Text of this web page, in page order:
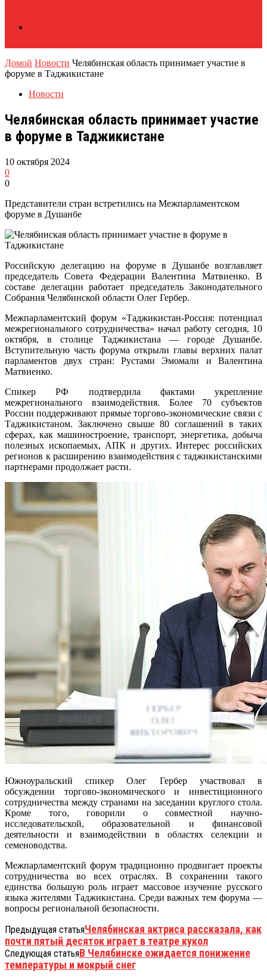
Домой Новости Челябинская область принимает участие в
форуме в Таджикистане
Новости
Челябинская область принимает участие
в форуме в Таджикистане
10 октября 2024
0
0
Представители стран встретились на Межпарламентском
форуме в Душанбе
Российскую делегацию на форуме в Душанбе возглавляет
председатель Совета Федерации Валентина Матвиенко. В
составе делегации работает председатель Законодательного
Собрания Челябинской области Олег Гербер.
Межпарламентский форум «Таджикистан-Россия: потенциал
межрегионального сотрудничества» начал работу сегодня, 10
октября, в столице Таджикистана — городе Душанбе.
Вступительную часть форума открыли главы верхних палат
парламентов двух стран: Рустами Эмомали и Валентина
Матвиенко.
Спикер РФ подтвердила фактами укрепление
межрегионального взаимодействия. Более 70 субъектов
России поддерживают прямые торгово-экономические связи с
Таджикистаном. Заключено свыше 80 соглашений в таких
сферах, как машиностроение, транспорт, энергетика, добыча
полезных ископаемых, АПК и других. Интерес российских
регионов к расширению взаимодействия с таджикистанскими
партнерами продолжает расти.
Южноуральский спикер Олег Гербер участвовал в
обсуждении торгово-экономического и инвестиционного
сотрудничества между странами на заседании круглого стола.
Кроме того, говорили о совместной научно-
исследовательской, образовательной и финансовой
деятельности и взаимодействии в областях селекции и
семеноводства.
Межпарламентский форум традиционно продвигает проекты
сотрудничества во всех отраслях. В сохранении такого
единства большую роль играет массовое изучение русского
языка жителями Таджикистана. Среди важных тем форума —
вопросы региональной безопасности.
Предыдущая статьяЧелябинская актриса рассказала, как
почти пятый десяток играет в театре кукол
Следующая статьяВ Челябинске ожидается понижение
температуры и мокрый снег